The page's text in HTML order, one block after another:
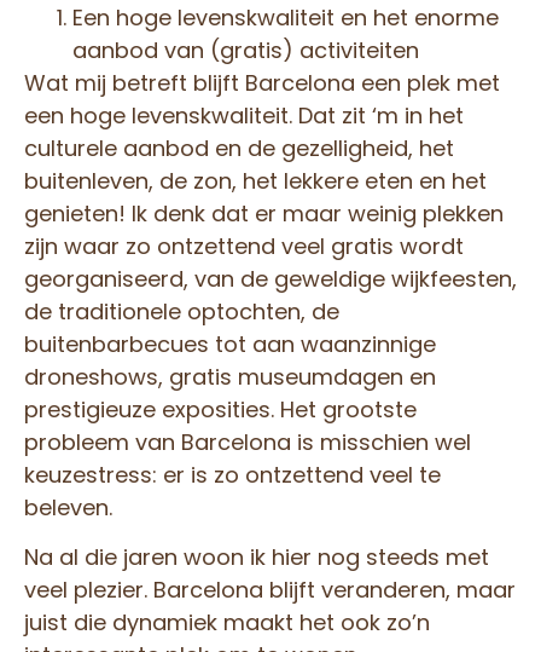
Een hoge levenskwaliteit en het enorme
aanbod van (gratis) activiteiten
Wat mij betreft blijft Barcelona een plek met
een hoge levenskwaliteit. Dat zit ‘m in het
culturele aanbod en de gezelligheid, het
buitenleven, de zon, het lekkere eten en het
genieten! Ik denk dat er maar weinig plekken
zijn waar zo ontzettend veel gratis wordt
georganiseerd, van de geweldige wijkfeesten,
de traditionele optochten, de
buitenbarbecues tot aan waanzinnige
droneshows, gratis museumdagen en
prestigieuze exposities. Het grootste
probleem van Barcelona is misschien wel
keuzestress: er is zo ontzettend veel te
beleven.
Na al die jaren woon ik hier nog steeds met
veel plezier. Barcelona blijft veranderen, maar
juist die dynamiek maakt het ook zo’n